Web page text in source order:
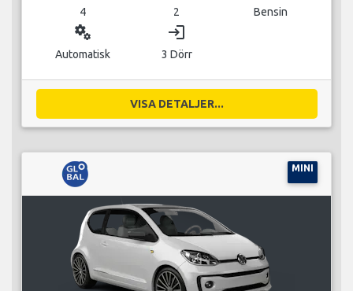
4 2 Bensin
miscellaneous_services
Automatisk
login
3 Dörr
VISA DETALJER...
MINI